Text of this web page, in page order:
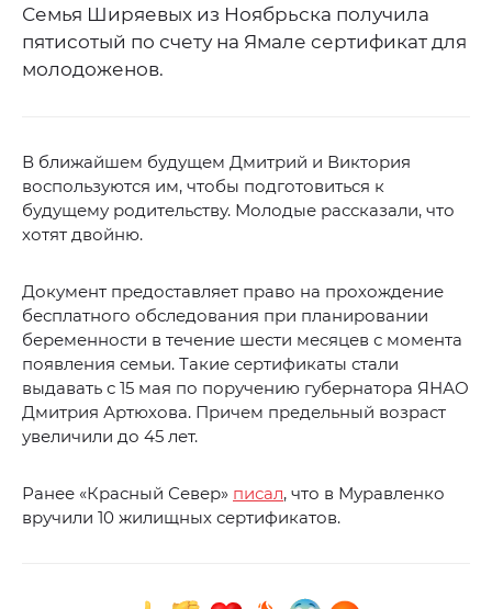
Семья Ширяевых из Ноябрьска получила
пятисотый по счету на Ямале сертификат для
молодоженов.
В ближайшем будущем Дмитрий и Виктория
воспользуются им, чтобы подготовиться к
будущему родительству. Молодые рассказали, что
хотят двойню.
Документ предоставляет право на прохождение
бесплатного обследования при планировании
беременности в течение шести месяцев с момента
появления семьи. Такие сертификаты стали
выдавать с 15 мая по поручению губернатора ЯНАО
Дмитрия Артюхова. Причем предельный возраст
увеличили до 45 лет.
Ранее «Красный Север» писал, что в Муравленко
вручили 10 жилищных сертификатов.